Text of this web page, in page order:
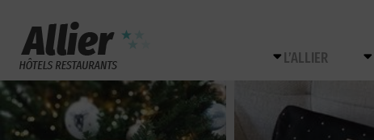
L’ALLIER